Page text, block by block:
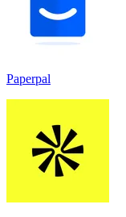
Paperpal